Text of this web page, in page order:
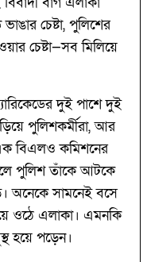
ভাঙার চেষ্টা, পুলিশের
চেষ্টা—সব মিলিয়ে
দুই পাশে দুই
পুলিশকর্মীরা, আর
বিএলও কমিশনের
পুলিশ তাঁকে আটকে
অনেকে সামনেই বসে
ওঠে এলাকা। এমনকি
হয়ে পড়েন।